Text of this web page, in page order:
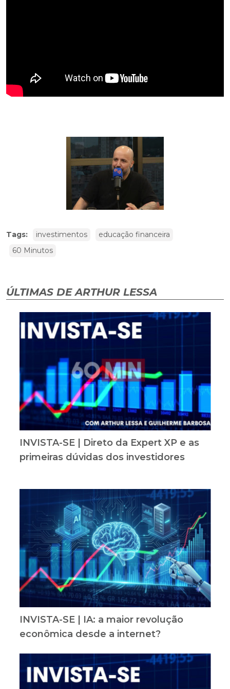
Tags: investimentos
educação financeira
60 Minutos
ÚLTIMAS DE ARTHUR LESSA
INVISTA-SE | Direto da Expert XP e as
primeiras dúvidas dos investidores
INVISTA-SE | IA: a maior revolução
econômica desde a internet?